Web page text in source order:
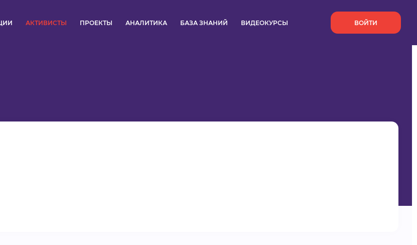
АКТИВИСТЫ ПРОЕКТЫ АНАЛИТИКА БАЗА ЗНАНИЙ ВИДЕОКУРСЫ ВОЙТИ